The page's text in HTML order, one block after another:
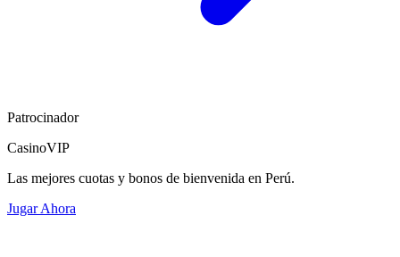
Patrocinador
CasinoVIP
Las mejores cuotas y bonos de bienvenida en Perú.
Jugar Ahora